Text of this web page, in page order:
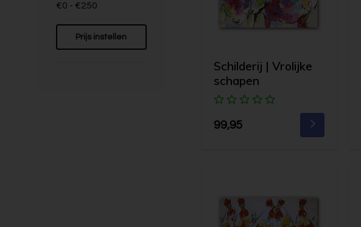
€0 - €250
Prijs instellen
Schilderij | Vrolijke
schapen
99,95